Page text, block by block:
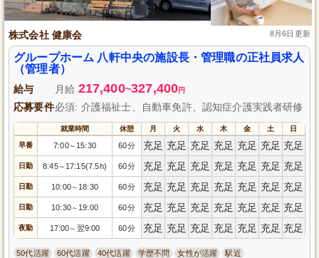
株式会社 健康会 8月6日更新
グループホーム 八軒中央の施設長・管理職の正社員求人
（管理者）
給与 月給 217,400~327,400円
応募要件必須: 介護福祉士、自動車免許、認知症介護実践者研修
就業時間 休憩 月 火 水 木 金 土 日
早番 7:00～ 15:30 60分 充足 充足 充足 充足 充足 充足 充足
日勤 8:45～ 17:15(7.5h) 60分 充足 充足 充足 充足 充足 充足 充足
日勤 10:00～ 18:30 60分 充足 充足 充足 充足 充足 充足 充足
日勤 10:30～ 19:00 60分 充足 充足 充足 充足 充足 充足 充足
夜勤 17:00～ 翌9:00 60分 充足 充足 充足 充足 充足 充足 充足
50代活躍 60代活躍 40代活躍 学歴不問 女性が活躍 駅近